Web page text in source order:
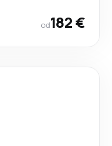
od182 €